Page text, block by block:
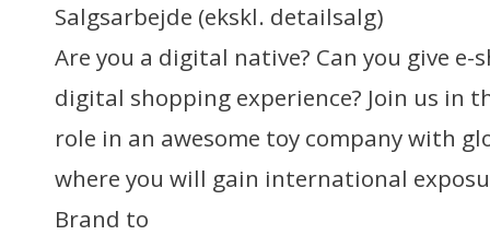
Salgsarbejde (ekskl. detailsalg)
Are you a digital native? Can you give e-
digital shopping experience? Join us in
role in an awesome toy company with
where you will gain international
Brand to